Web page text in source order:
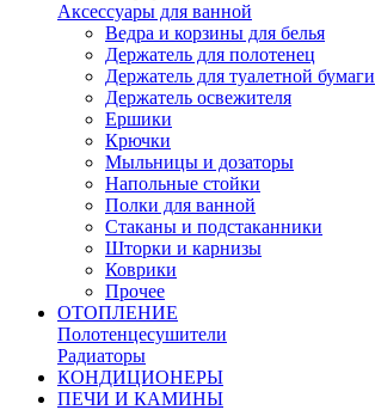
Аксессуары для ванной
Ведра и корзины для белья
Держатель для полотенец
Держатель для туалетной бумаги
Держатель освежителя
Ершики
Крючки
Мыльницы и дозаторы
Напольные стойки
Полки для ванной
Стаканы и подстаканники
Шторки и карнизы
Коврики
Прочее
ОТОПЛЕНИЕ
Полотенцесушители
Радиаторы
КОНДИЦИОНЕРЫ
ПЕЧИ И КАМИНЫ